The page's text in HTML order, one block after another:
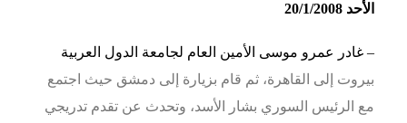
الأحد 20/1/2008
– غادر
عمرو موسى الأمين العام لجامعة الدول العربية
بيروت إلى القاهرة، ثم قام بزيارة إلى دمشق حيث اجتمع
مع الرئيس السوري بشار الأسد، وتحدث عن تقدم تدريجي